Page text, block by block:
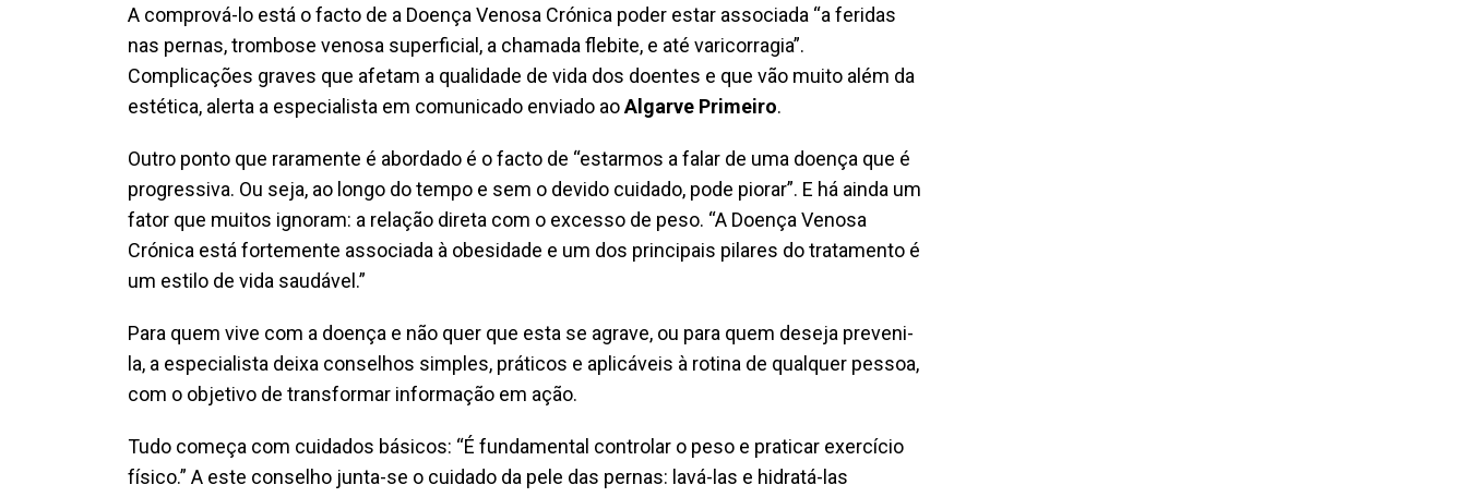
A comprová-lo está o facto de a Doença Venosa Crónica poder estar associada “a feridas
nas pernas, trombose venosa superficial, a chamada flebite, e até varicorragia”.
Complicações graves que afetam a qualidade de vida dos doentes e que vão muito além da
estética, alerta a especialista em comunicado enviado aoAlgarve Primeiro.
Outro ponto que raramente é abordado é o facto de “estarmos a falar de uma doença que é
progressiva. Ou seja, ao longo do tempo e sem o devido cuidado, pode piorar”. E há ainda um
fator que muitos ignoram: a relação direta com o excesso de peso. “A Doença Venosa
Crónica está fortemente associada à obesidade e um dos principais pilares do tratamento é
um estilo de vida saudável.”
Para quem vive com a doença e não quer que esta se agrave, ou para quem deseja preveni-
la, a especialista deixa conselhos simples, práticos e aplicáveis à rotina de qualquer pessoa,
com o objetivo de transformar informação em ação.
Tudo começa com cuidados básicos: “É fundamental controlar o peso e praticar exercício
físico.” A este conselho junta-se o cuidado da pele das pernas: lavá-las e hidratá-las